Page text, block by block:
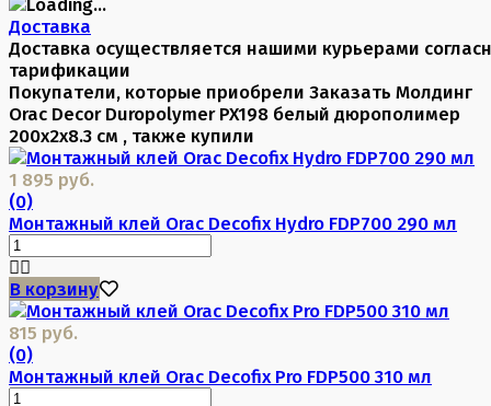
Доставка
Доставка осуществляется нашими курьерами
тарификации
Покупатели, которые приобрели Заказать Молдинг
Orac Decor Duropolymer PX198 белый дюрополимер
200x2x8.3 см , также купили
1 895 руб.
(0)
Монтажный клей Orac Decofix Hydro FDP700 290 мл
В корзину
815 руб.
(0)
Монтажный клей Orac Decofix Pro FDP500 310 мл